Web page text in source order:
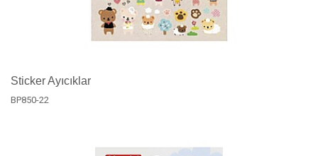
Sticker Ayıcıklar
BP850-22